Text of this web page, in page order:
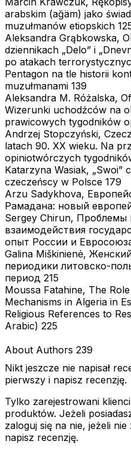
arabskim (ağäm) jako
muzułmanów etiopskich
Aleksandra Grąbkowska,
dziennikach „Delo” i
po atakach
Pentagon na tle historii
muzułmanami 139
Aleksandra M. Różalska,
Wizerunki uchodźców na
prawicowych tygodników
Andrzej Stopczyński,
latach 90. XX wieku. Na
opiniotwórczych
Katarzyna Wasiak, „Swoi”
czeczeńscy w Polsce 179
Arzu Sadykhova,
Рамадана: новый
Sergey Chirun, Проблемы
взаимодействия
опыт России и
Galina Miškinienė,
периодики литовско-
период 215
Moussa Fatahine, The
Mechanisms in Algeria in
Religious References to
Arabic) 225
About Authors 239
Nikt jeszcze nie napisał
pierwszy i napisz recenzję.
Tylko zarejestrowani
produktów. Jeżeli
zaloguj się na nie, jeżeli nie
napisz recenzję.